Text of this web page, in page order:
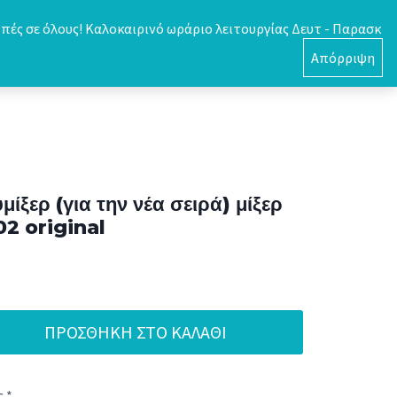
σε όλους! Καλοκαιρινό ωράριο λειτουργίας Δευτ - Παρασκ
Απόρριψη
0
(για την νέα σειρά) μίξερ
original
ΠΡΟΣΘΉΚΗ ΣΤΟ ΚΑΛΆΘΙ